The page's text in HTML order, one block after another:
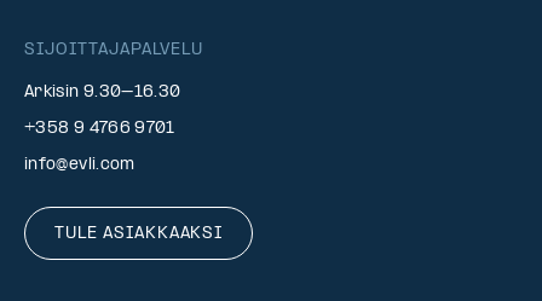
SIJOITTAJAPALVELU
Arkisin 9.30–16.30
+358 9 4766 9701
info@evli.com
TULE ASIAKKAAKSI